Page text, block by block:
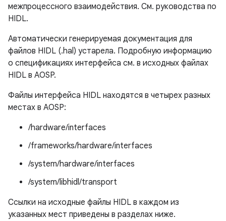
межпроцессного взаимодействия. См. руководства по
HIDL.
Автоматически генерируемая документация для
файлов HIDL (.hal) устарела. Подробную информацию
о спецификациях интерфейса см. в исходных файлах
HIDL в AOSP.
Файлы интерфейса HIDL находятся в четырех разных
местах в AOSP:
/hardware/interfaces
/frameworks/hardware/interfaces
/system/hardware/interfaces
/system/libhidl/transport
Ссылки на исходные файлы HIDL в каждом из
указанных мест приведены в разделах ниже.